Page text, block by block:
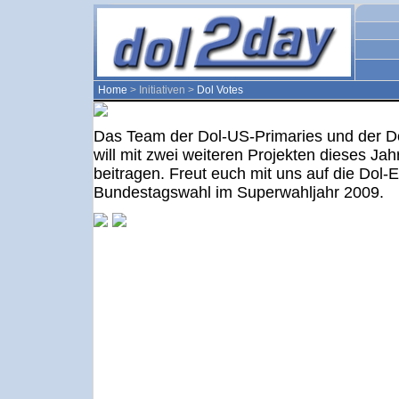
Home > Initiativen > Dol Votes
Das Team der Dol-US-Primaries und der
will mit zwei weiteren Projekten dieses
beitragen. Freut euch mit uns auf die Dol-
Bundestagswahl im Superwahljahr 2009.